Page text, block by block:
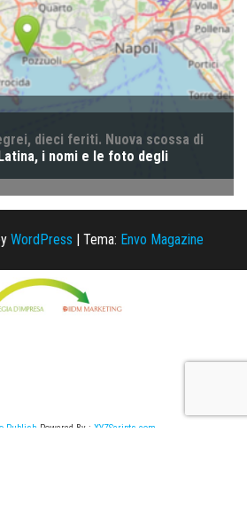
WordPress | Tema: Envo Magazine
Publish Powered By : XYZScripts.com